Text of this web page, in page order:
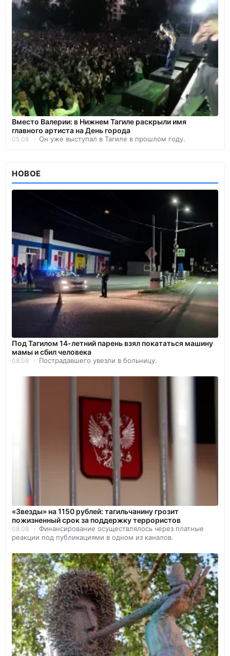
Вместо Валерии: в Нижнем Тагиле раскрыли имя
главного артиста на День города
05.08 Он уже выступал в Тагиле в прошлом году.
НОВОЕ
Под Тагилом 14-летний парень взял покататься машину
мамы и сбил человека
08.08 Пострадавшего увезли в больницу.
«Звезды» на 1150 рублей: тагильчанину грозит
пожизненный срок за поддержку террористов
08.08
Финансирование осуществлялось через платные
реакции под публикациями в одном из каналов.